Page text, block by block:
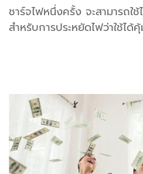
ชาร์จไฟหนึ่งครั้ง จะสามารถใ
สำหรับการประหยัดไฟว่าใช้ได้